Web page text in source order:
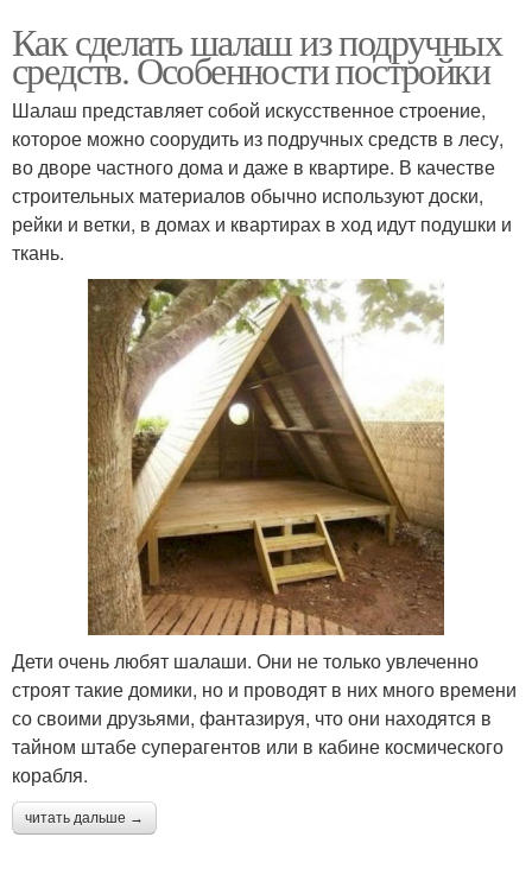
Как сделать шалаш из подручных
средств. Особенности постройки
Шалаш представляет собой искусственное строение,
которое можно соорудить из подручных средств в лесу,
во дворе частного дома и даже в квартире. В качестве
строительных материалов обычно используют доски,
рейки и ветки, в домах и квартирах в ход идут подушки и
ткань.
Дети очень любят шалаши. Они не только увлеченно
строят такие домики, но и проводят в них много времени
со своими друзьями, фантазируя, что они находятся в
тайном штабе суперагентов или в кабине космического
корабля.
читать дальше →